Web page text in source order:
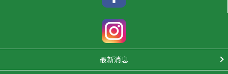
最新消息